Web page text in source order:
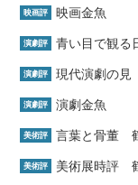
映画評 映画金魚
演劇評 青い目で観
演劇評 現代演劇の
演劇評 演劇金魚
美術評 言葉と骨董
美術評 美術展時評